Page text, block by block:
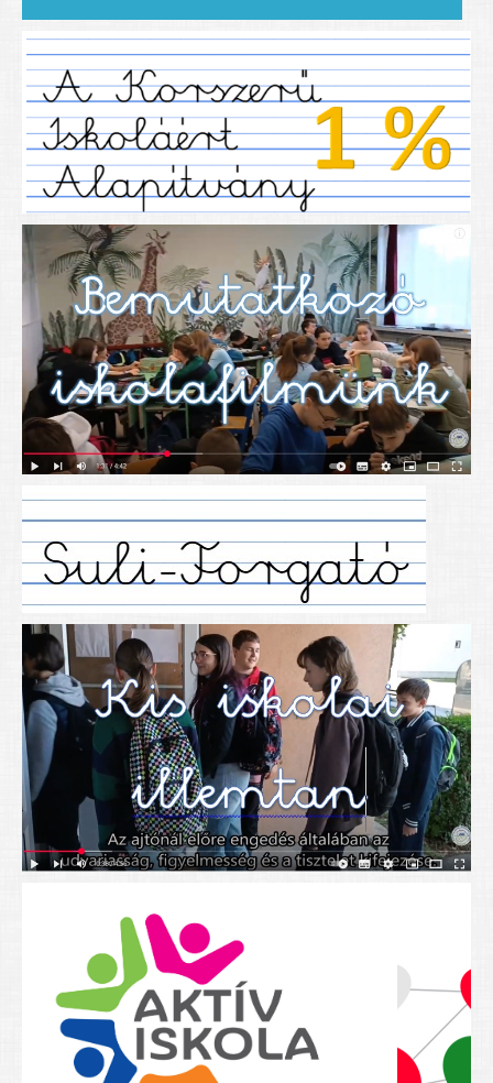
Pályázataink
SIHU
EFOP 325
TÁMOP
TIOP
Határtalanul
Névadónk
UNESCO Társult Iskola
Sportversenyek
Tanulmányi versenyek
Alapítványunk
Nyitva tartás
SZÜLŐKNEK
Google Tanterem, Classroom - útmutató diákoknak
Tanév rendje
Étkezés befizetése
Étlap
eKréta
Diákigazolvány igénylése
Mindennapos testnevelés
Tartós tankönyvek
Nyolcadikosainknak
Kréta szülői segédlet
Felsős taneszközlista
BEISKOLÁZÁS 2026